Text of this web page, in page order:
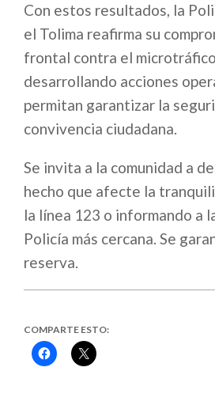
Con estos resultados, la
el Tolima reafirma su
frontal contra el
desarrollando acciones
permitan garantizar la
convivencia ciudadana.
Se invita a la comunidad a
hecho que afecte la
la línea 123 o informando a
Policía más cercana. Se
reserva.
COMPARTE ESTO:
Haz
clic
Haz
clic